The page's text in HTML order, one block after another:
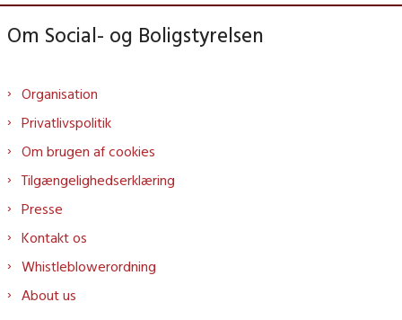
Om Social- og Boligstyrelsen
Organisation
Privatlivspolitik
Om brugen af cookies
Tilgængelighedserklæring
Presse
Kontakt os
Whistleblowerordning
About us